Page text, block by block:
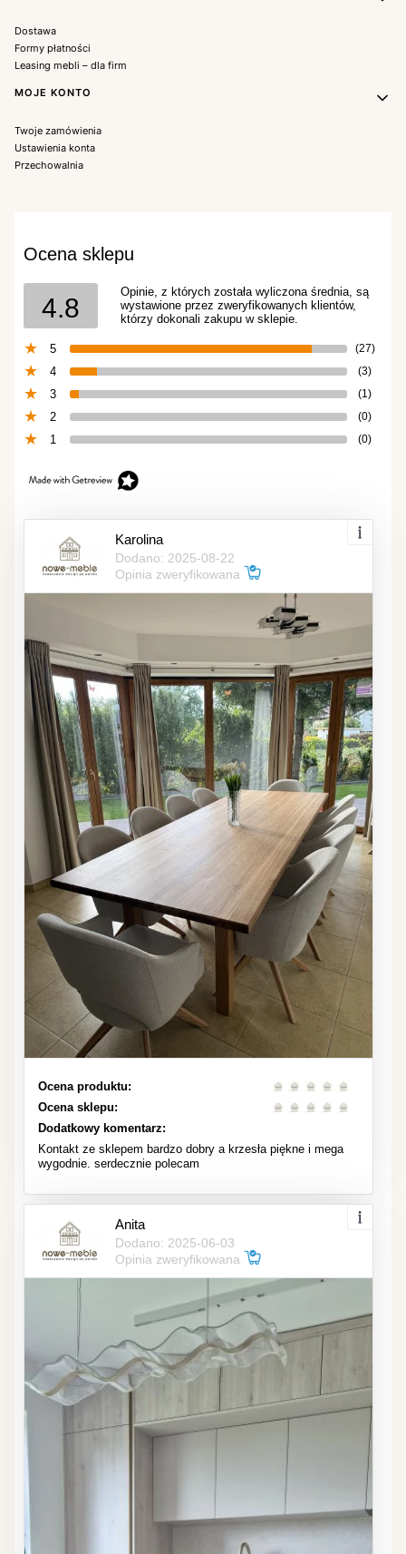
Dostawa
Formy płatności
Leasing mebli – dla firm
MOJE KONTO
Twoje zamówienia
Ustawienia konta
Przechowalnia
Ocena sklepu
4.8
Opinie, z których została wyliczona średnia, są
wystawione przez zweryfikowanych klientów,
którzy dokonali zakupu w sklepie.
5 (27)
4 (3)
3 (1)
2 (0)
1 (0)
Karolina
Dodano: 2025-08-22
Opinia zweryfikowana
Ocena produktu:
Ocena sklepu:
Dodatkowy komentarz:
Kontakt ze sklepem bardzo dobry a krzesła piękne i mega
wygodnie. serdecznie polecam
Anita
Dodano: 2025-06-03
Opinia zweryfikowana